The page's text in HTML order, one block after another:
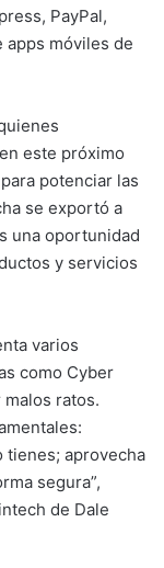
PayPal,
apps móviles de
este próximo
potenciar las
se exportó a
una oportunidad
y servicios
varios
como Cyber
malos ratos.
tienes; aprovecha
segura”,
de Dale